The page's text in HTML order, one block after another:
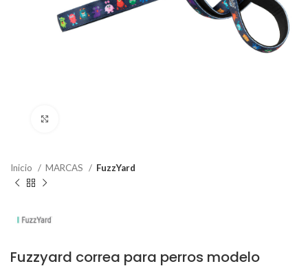
Inicio MARCAS FuzzYard
Fuzzyard correa para perros modelo